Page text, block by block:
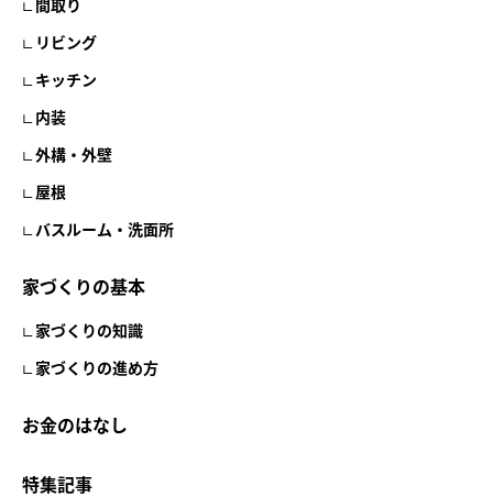
間取り
リビング
キッチン
内装
外構・外壁
屋根
バスルーム・洗面所
家づくりの基本
家づくりの知識
家づくりの進め方
お金のはなし
特集記事